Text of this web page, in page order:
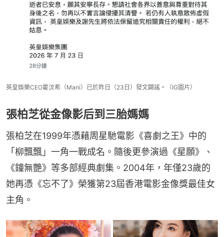
英皇娛樂CEO霍汶希（Mani）已於昨日（23日）發文闢謠。（IG圖片）
張柏芝從金像影后到三胎媽媽
張柏芝在1999年憑藉周星馳電影《喜劇之王》中的
「柳飄飄」一角一戰成名。隨後更參演過《星願》、
《鐘無艷》等多部經典劇集。2004年，年僅23歲的
她再憑《忘不了》榮獲第23屆香港電影金像獎最佳女
主角。